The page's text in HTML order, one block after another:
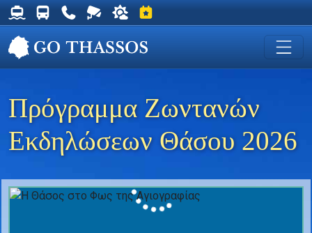
Δρομολόγια Φέρυ για Θάσο
Δρομολόγια Λεωφορείων Θάσου
Χρήσιμα Τηλέφωνα
Ζωντανή Κάμερα στη Χρυσή Ακτή
Ο καιρός στη Θάσο
Εκδηλώσεις στη Θάσο
Πρόγραμμα Ζωντανών
Εκδηλώσεων Θάσου 2026